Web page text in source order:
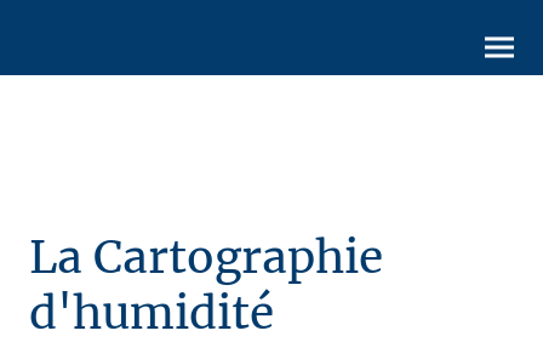
La Cartographie
d'humidité